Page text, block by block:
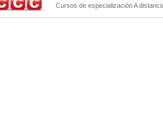
Cursos de especialización A